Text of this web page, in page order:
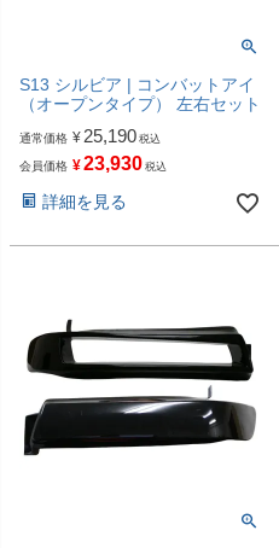
S13 シルビア | コンバットアイ
（オープンタイプ） 左右セット
通常価格 ¥ 25,190 税込
会員価格 ¥23,930 税込
詳細を見る